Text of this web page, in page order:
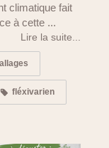
climatique fait
à cette ...
Lire la suite...
fléxivarien